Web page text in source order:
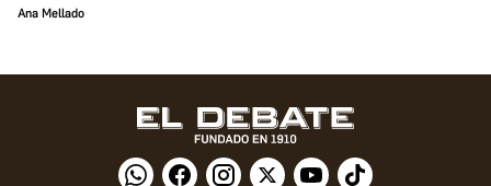
Ana Mellado